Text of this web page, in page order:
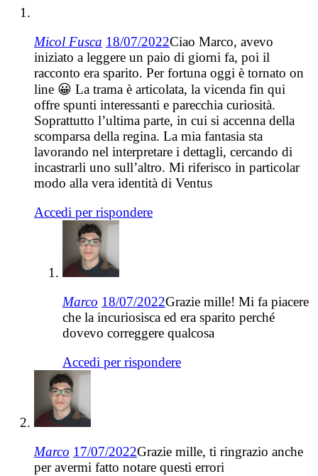
Micol Fusca 18/07/2022Ciao Marco, avevo
iniziato a leggere un paio di giorni fa, poi il
racconto era sparito. Per fortuna oggi è tornato on
line 😀 La trama è articolata, la vicenda fin qui
offre spunti interessanti e parecchia curiosità.
Soprattutto l’ultima parte, in cui si accenna della
scomparsa della regina. La mia fantasia sta
lavorando nel interpretare i dettagli, cercando di
incastrarli uno sull’altro. Mi riferisco in particolar
modo alla vera identità di Ventus
Accedi per rispondere
Marco 18/07/2022Grazie mille! Mi fa piacere
che la incuriosisca ed era sparito perché
dovevo correggere qualcosa
Accedi per rispondere
Marco 17/07/2022Grazie mille, ti ringrazio anche
per avermi fatto notare questi errori